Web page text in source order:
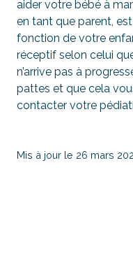
aider votre bébé à
en tant que parent,
fonction de votre
réceptif selon celui
n’arrive pas à
pattes et que cela
contacter votre
Mis à jour le 26 mars